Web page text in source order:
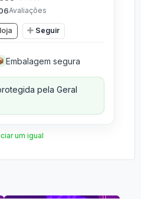
Avaliações
Seguir
Embalagem segura
pela Geral
um igual